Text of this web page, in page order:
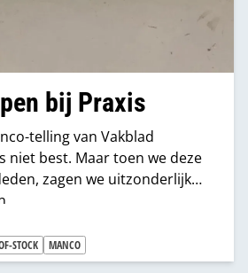
bij Praxis
telling van Vakblad
niet best. Maar toen we deze
zagen we uitzonderlijk
STOCK MANCO